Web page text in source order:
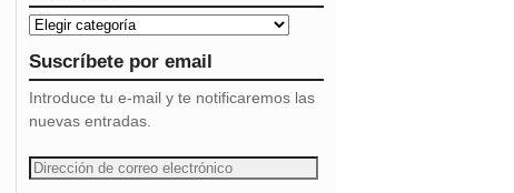
Suscríbete por email
Introduce tu e-mail y te notificaremos las
nuevas entradas.
D